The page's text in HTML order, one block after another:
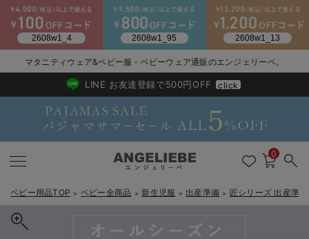
戻る
戻る
戻る
戻る
戻る
戻る
戻る
戻る
戻る
戻る
マタニティウェア&ベビー服・ベビーウェア通販のエンジェリーベ。
2026/NewArrival
送料495円(一部地域を除く) 7,700円以上で送料無料
LINE お友達登録で500円OFF click
0
ベビー用品TOP ＞ ベビー全商品 ＞ 新生児服 ＞ 出産準備 ＞ 匠シリーズ 出産準備